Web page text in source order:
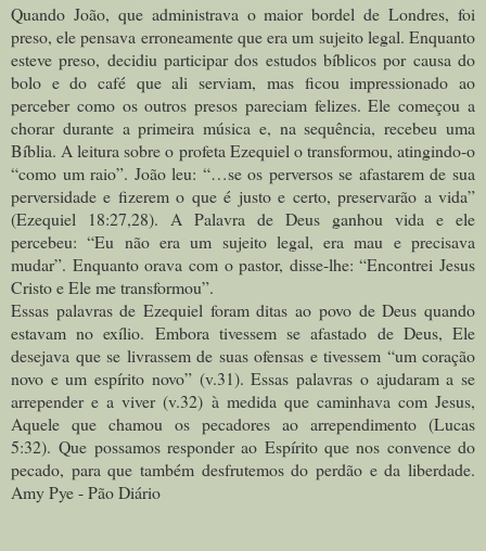
Quando João, que administrava o maior bordel de Londres, foi
preso, ele pensava erroneamente que era um sujeito legal. Enquanto
esteve preso, decidiu participar dos estudos bíblicos por causa do
bolo e do café que ali serviam, mas ficou impressionado ao
perceber como os outros presos pareciam felizes. Ele começou a
chorar durante a primeira música e, na sequência, recebeu uma
Bíblia. A leitura sobre o profeta Ezequiel o transformou, atingindo-o
“como um raio”. João leu: “…se os perversos se afastarem de sua
perversidade e fizerem o que é justo e certo, preservarão a vida”
(Ezequiel 18:27,28). A Palavra de Deus ganhou vida e ele
percebeu: “Eu não era um sujeito legal, era mau e precisava
mudar”. Enquanto orava com o pastor, disse-lhe: “Encontrei Jesus
Cristo e Ele me transformou”.
Essas palavras de Ezequiel foram ditas ao povo de Deus quando
estavam no exílio. Embora tivessem se afastado de Deus, Ele
desejava que se livrassem de suas ofensas e tivessem “um coração
novo e um espírito novo” (v.31). Essas palavras o ajudaram a se
arrepender e a viver (v.32) à medida que caminhava com Jesus,
Aquele que chamou os pecadores ao arrependimento (Lucas
5:32).Que possamos responder ao Espírito que nos convence do
pecado, para que também desfrutemos do perdão e da liberdade.
Amy Pye - Pão Diário